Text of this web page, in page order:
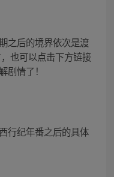
之后的境界依次是渡
也可以点击下方链接
剧情了！
行纪年番之后的具体